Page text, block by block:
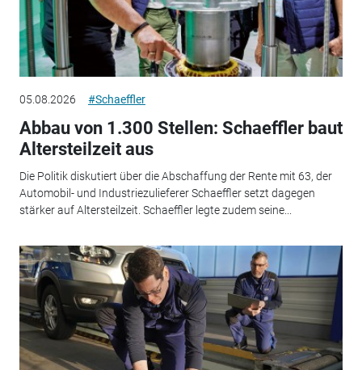
05.08.2026 #Schaeffler
Abbau von 1.300 Stellen: Schaeffler baut
Altersteilzeit aus
Die Politik diskutiert über die Abschaffung der Rente mit 63, der
Automobil- und Industriezulieferer Schaeffler setzt dagegen
stärker auf Altersteilzeit. Schaeffler legte zudem seine...